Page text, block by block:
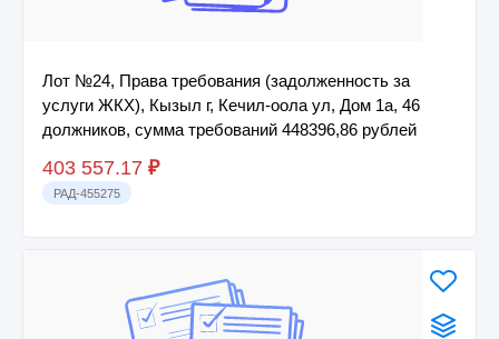
Лот №24, Права требования (задолженность за
услуги ЖКХ), Кызыл г, Кечил-оола ул, Дом 1а, 46
должников, сумма требований 448396,86 рублей
403 557.17 ₽
РАД-455275